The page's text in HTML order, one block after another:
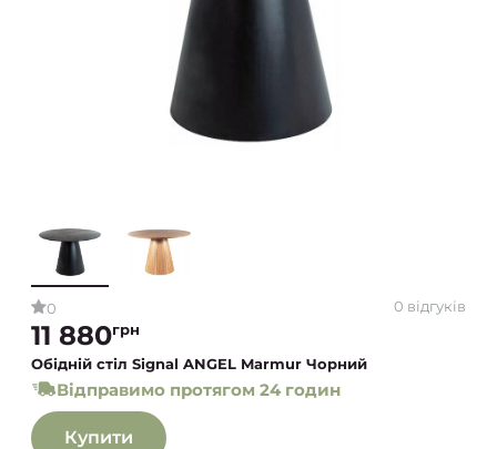
0 0 відгуків
11 880грн
Обідній стіл Signal ANGEL Marmur Чорний
Відправимо протягом 24 годин
Купити